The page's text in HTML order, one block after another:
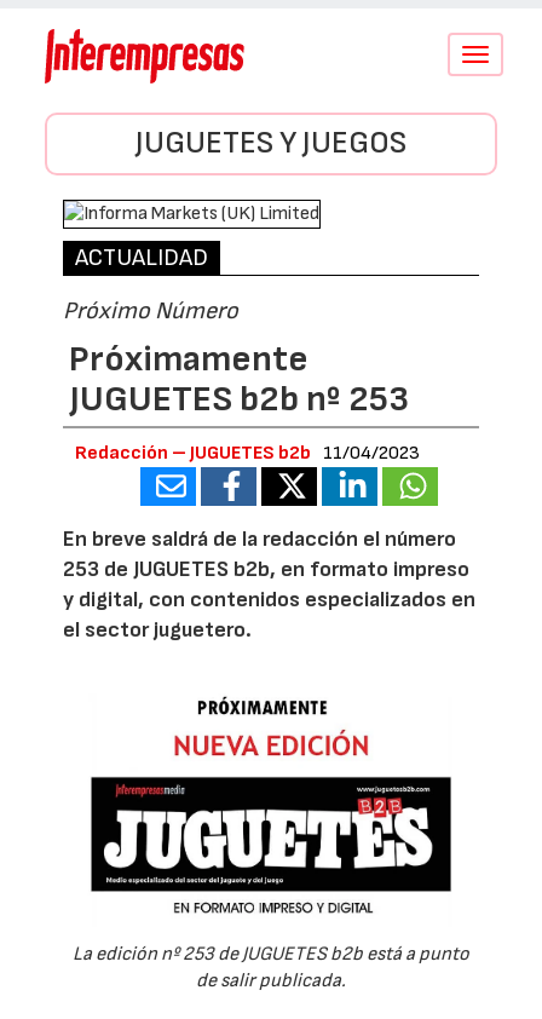
Conmutar
JUGUETES Y JUEGOS
ACTUALIDAD
Próximo Número
Próximamente
JUGUETES b2b nº 253
Redacción – JUGUETES b2b 11/04/2023
En breve saldrá de la redacción el número
253 de JUGUETES b2b, en formato impreso
y digital, con contenidos especializados en
el sector juguetero.
La edición nº 253 de JUGUETES b2b está a punto
de salir publicada.